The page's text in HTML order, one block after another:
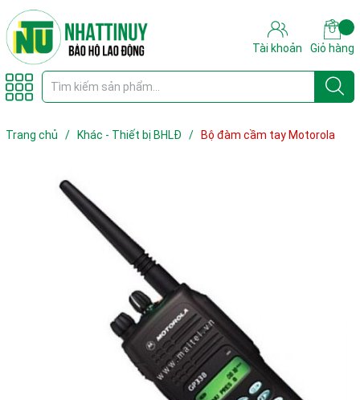
Tài khoản Giỏ hàng
Trang chủ / Khác - Thiết bị BHLĐ /
Bộ đàm cầm tay Motorola